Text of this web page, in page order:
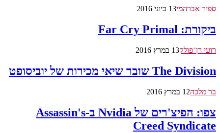
ספיר אברהמי13 ביוני 2016
ביקורת: Far Cry Primal
רועי רן־פולק13 במרץ 2016
The Division שובר שיאי מכירות של יוביסופט
בר מלכה12 במרץ 2016
צפו: הפיצ'רים של Nvidia ב-Assassin's
Creed Syndicate